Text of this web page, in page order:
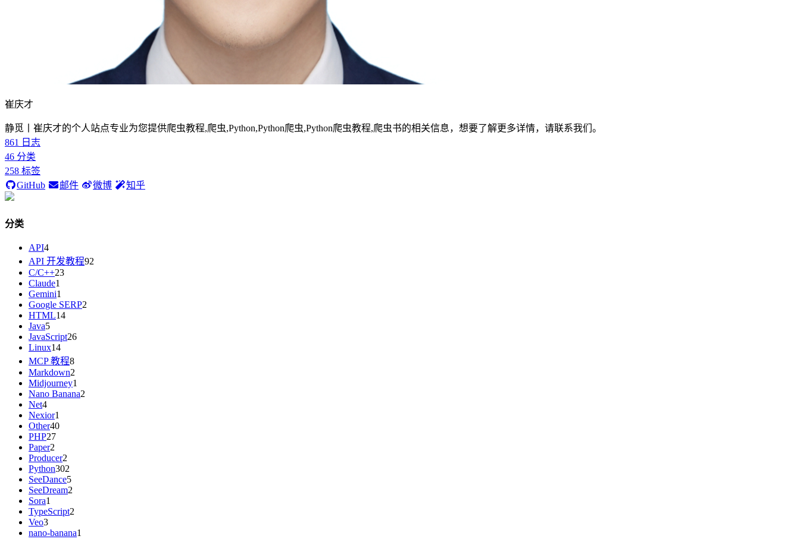
崔庆才
静觅丨崔庆才的个人站点专业为您提供爬虫教程,爬虫,Python,Python爬虫,Python爬虫教程,爬虫书的相关信息，想要了解更多详情，请联系我们。
861
日志
46 分类
258 标签
GitHub
邮件 微博 知乎
分类
API4
API 开发教程92
C/C++23
Claude1
Gemini1
Google SERP2
HTML14
Java5
JavaScript26
Linux14
MCP 教程8
Markdown2
Midjourney1
Nano Banana2
Net4
Nexior1
Other40
PHP27
Paper2
Producer2
Python302
SeeDance5
SeeDream2
Sora1
TypeScript2
Veo3
nano-banana1